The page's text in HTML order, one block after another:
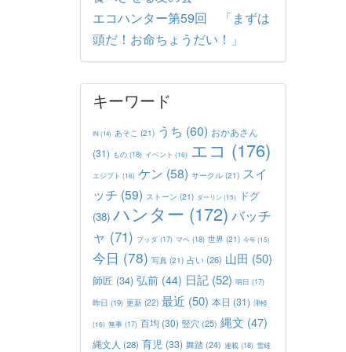
エコハンター第59回 「まずは
頭だ！お命ちょうだい！」
キーワード
IN(14) あそこ (21) うち (60) おかあさん
(31) もの (18) イベント (16) エコ (176)
エジプト (16) ケン (58) サークル (21) スイ
ッチ (59) ストーン (21) ダーリン(15)
ドグ
(38) ハンター (172) バッチ
ャ (71) ブッダ (17) マペ (18) 世界 (21) 今年(15)
今日 (78) 写真 (21) 占い(26) 山田 (50)
師匠 (34) 弘前 (44) 日記 (52) 明日 (17)
昨日 (19) 更新 (22) 最近 (50) 本日 (31) 津軽
(16) 無事 (17) 百均 (30) 竪穴 (25) 縄文 (47)
縄文人 (28) 育児 (33) 舞踏 (24) 連載 (18) 雪雄